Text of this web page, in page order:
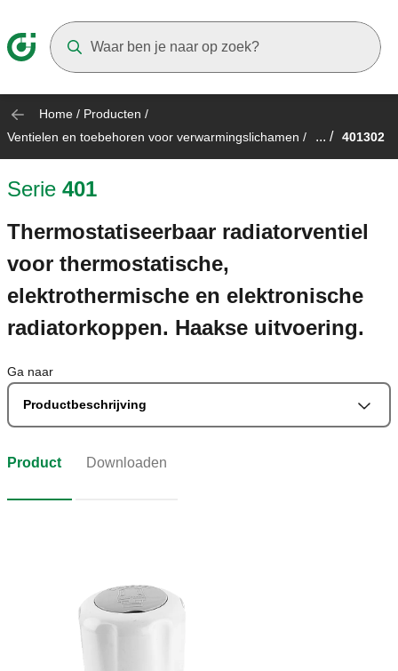
Home / Producten /
Ventielen en toebehoren voor verwarmingslichamen / ... / 401302
Serie 401
Thermostatiseerbaar radiatorventiel
voor thermostatische,
elektrothermische en elektronische
radiatorkoppen. Haakse uitvoering.
Ga naar
Productbeschrijving
Product Downloaden